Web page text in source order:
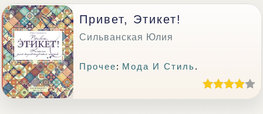
Привет, Этикет!
Сильванская Юлия
Прочее: Мода И Стиль.